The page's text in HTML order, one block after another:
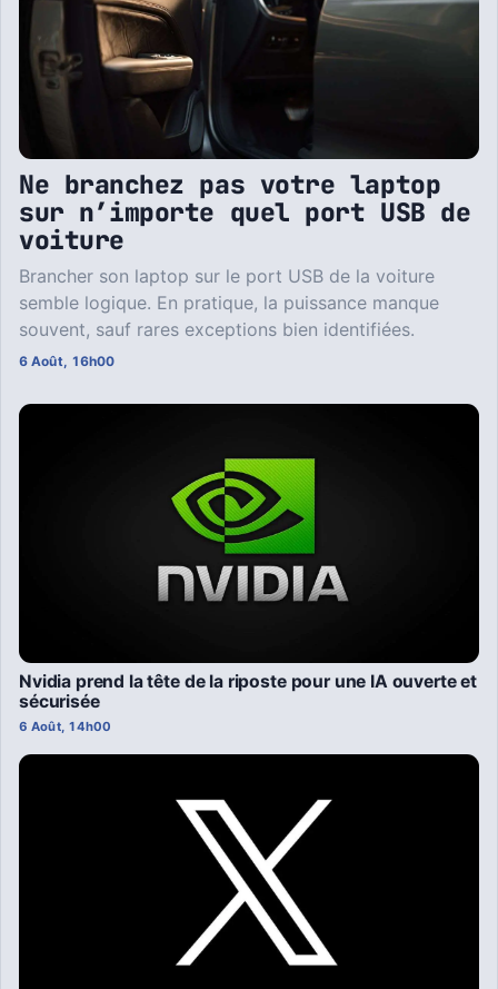
Ne branchez pas votre laptop
sur n’importe quel port USB de
voiture
Brancher son laptop sur le port USB de la voiture
semble logique. En pratique, la puissance manque
souvent, sauf rares exceptions bien identifiées.
6 Août, 16h00
Nvidia prend la tête de la riposte pour une IA ouverte et
sécurisée
6 Août, 14h00